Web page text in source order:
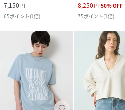
7,150 円
65ポイント(1倍)
8,250 円 50%OFF
75ポイント(1倍)